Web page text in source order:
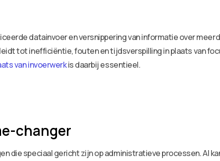
datainvoer en versnippering van informatie over
tot inefficiëntie, fouten en tijdsverspilling in plaats van
van invoerwerkis daarbij essentieel.
changer
die speciaal gericht zijn op administratieve processen. AI